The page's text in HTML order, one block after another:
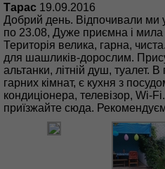
Тарас 19.09.2016
Добрий день. Відпочивали ми у
по 23.08, Дуже приємна і мила
Територія велика, гарна,
для шашликів-дорослим.
альтанки, літній душ, туалет.
гарних кімнат, є кухня з
кондиціонера, телевізор, Wi-
приїзжайте сюда.